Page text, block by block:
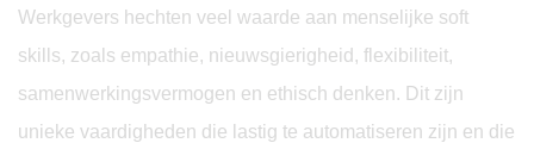
Werkgevers hechten veel waarde aan menselijke soft
skills, zoals empathie, nieuwsgierigheid, flexibiliteit,
samenwerkingsvermogen en ethisch denken. Dit zijn
unieke vaardigheden die lastig te automatiseren zijn en die